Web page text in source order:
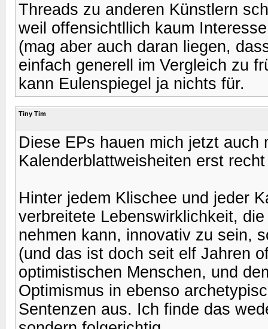
Threads zu anderen Künstlern
weil offensichtllich kaum
(mag aber auch daran liegen,
einfach generell im Vergleich zu
kann Eulenspiegel ja nichts für.
Tiny Tim
Diese EPs hauen mich jetzt
Kalenderblattweisheiten erst
Hinter jedem Klischee und jeder
verbreitete Lebenswirklichkeit,
nehmen kann, innovativ zu sein,
(und das ist doch seit elf Jahren
optimistischen Menschen, und
Optimismus in ebenso
Sentenzen aus. Ich finde das